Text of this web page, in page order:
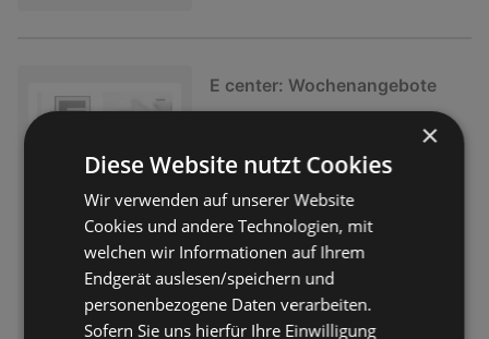
E center: Wochenangebote
Prospekt nicht mehr gültig
×
Diese Website nutzt Cookies
Wir verwenden auf unserer Website
Cookies und andere Technologien, mit
welchen wir Informationen auf Ihrem
Endgerät auslesen/speichern und
personenbezogene Daten verarbeiten.
Sofern Sie uns hierfür Ihre Einwilligung